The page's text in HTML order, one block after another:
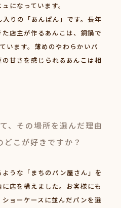
になっています。
りの「あんぱん」です。長年
店主が作るあんこは、銅鍋で
います。薄めのやわらかいパ
甘さを感じられるあんこは相
、その場所を選んだ理由
こが好きですか？
うな「まちのパン屋さん」を
店を構えました。お客様にも
ショーケースに並んだパンを選